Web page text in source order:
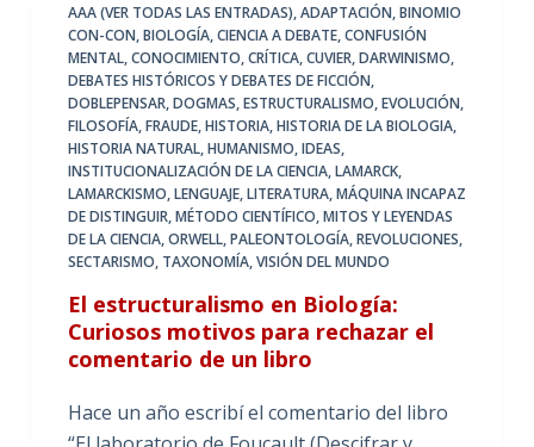
AAA (VER TODAS LAS ENTRADAS),ADAPTACIÓN,BINOMIO
CON-CON,BIOLOGÍA,CIENCIA A DEBATE,CONFUSIÓN
MENTAL,CONOCIMIENTO,CRÍTICA,CUVIER,DARWINISMO,
DEBATES HISTÓRICOS Y DEBATES DE FICCIÓN,
DOBLEPENSAR,DOGMAS,ESTRUCTURALISMO,EVOLUCIÓN,
FILOSOFÍA,FRAUDE,HISTORIA,HISTORIA DE LA BIOLOGIA,
HISTORIA NATURAL,HUMANISMO,IDEAS,
INSTITUCIONALIZACIÓN DE LA CIENCIA,LAMARCK,
LAMARCKISMO,LENGUAJE,LITERATURA,MÁQUINA INCAPAZ
DE DISTINGUIR,MÉTODO CIENTÍFICO,MITOS Y LEYENDAS
DE LA CIENCIA,ORWELL,PALEONTOLOGÍA,REVOLUCIONES,
SECTARISMO, TAXONOMÍA,VISIÓN DEL MUNDO
El estructuralismo en Biología:
Curiosos motivos para rechazar el
comentario de un libro
Hace un año escribí el comentario del libro